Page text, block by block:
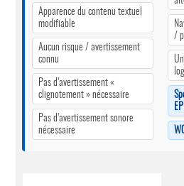
Apparence du contenu textuel
modifiable
Aucun risque / avertissement
connu
Pas d’avertissement «
clignotement » nécessaire
Pas d’avertissement sonore
nécessaire
/